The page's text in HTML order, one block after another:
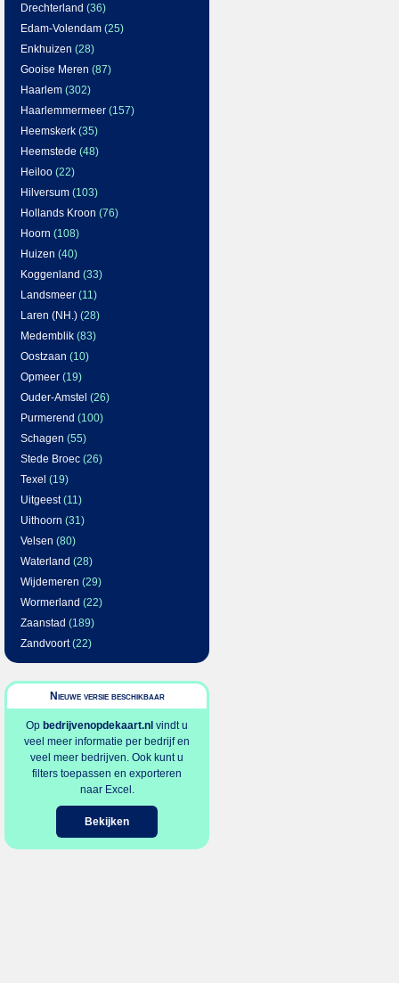
Drechterland (36)
Edam-Volendam (25)
Enkhuizen (28)
Gooise Meren (87)
Haarlem (302)
Haarlemmermeer (157)
Heemskerk (35)
Heemstede (48)
Heiloo (22)
Hilversum (103)
Hollands Kroon (76)
Hoorn (108)
Huizen (40)
Koggenland (33)
Landsmeer (11)
Laren (NH.) (28)
Medemblik (83)
Oostzaan (10)
Opmeer (19)
Ouder-Amstel (26)
Purmerend (100)
Schagen (55)
Stede Broec (26)
Texel (19)
Uitgeest(11)
Uithoorn (31)
Velsen (80)
Waterland (28)
Wijdemeren (29)
Wormerland (22)
Zaanstad (189)
Zandvoort(22)
Nieuwe versie beschikbaar
Op bedrijvenopdekaart.nl vindt u
veel meer informatie per bedrijf en
veel meer bedrijven. Ook kunt u
filters toepassen en exporteren
naar Excel.
Bekijken